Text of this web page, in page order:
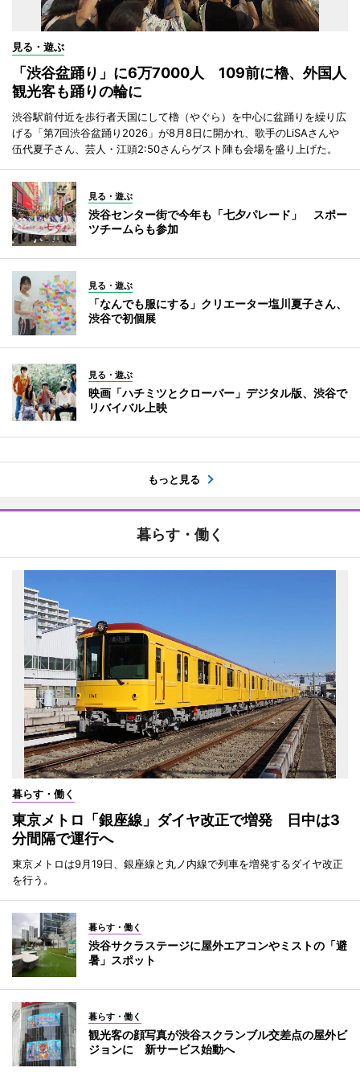
見る・遊ぶ
「渋谷盆踊り」に6万7000人 109前に櫓、外国人
観光客も踊りの輪に
渋谷駅前付近を歩行者天国にして櫓（やぐら）を中心に盆踊りを繰り広
げる「第7回渋谷盆踊り2026」が8月8日に開かれ、歌手のLiSAさんや
伍代夏子さん、芸人・江頭2:50さんらゲスト陣も会場を盛り上げた。
見る・遊ぶ
渋谷センター街で今年も「七夕パレード」 スポー
ツチームらも参加
見る・遊ぶ
「なんでも服にする」クリエーター塩川夏子さん、
渋谷で初個展
見る・遊ぶ
映画「ハチミツとクローバー」デジタル版、渋谷で
リバイバル上映
もっと見る
暮らす・働く
暮らす・働く
東京メトロ「銀座線」ダイヤ改正で増発 日中は3
分間隔で運行へ
東京メトロは9月19日、銀座線と丸ノ内線で列車を増発するダイヤ改正
を行う。
暮らす・働く
渋谷サクラステージに屋外エアコンやミストの「避
暑」スポット
暮らす・働く
観光客の顔写真が渋谷スクランブル交差点の屋外ビ
ジョンに 新サービス始動へ